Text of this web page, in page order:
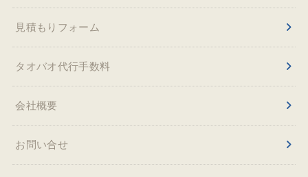
見積もりフォーム
タオバオ代行手数料
会社概要
お問い合せ